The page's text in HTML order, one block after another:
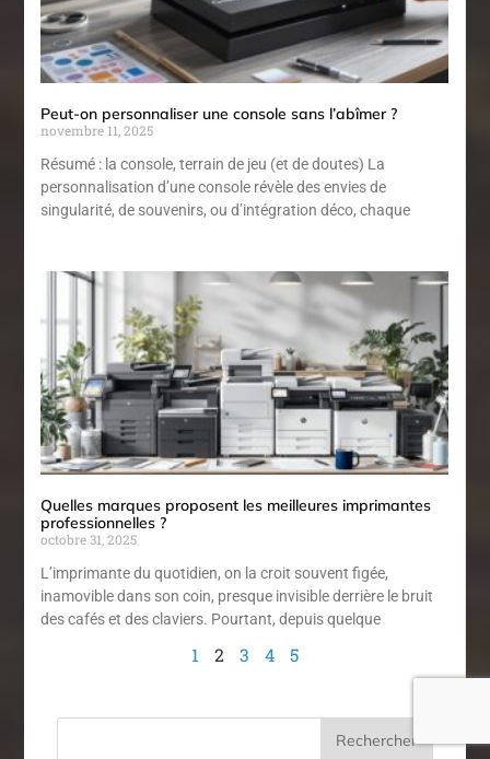
Peut-on personnaliser une console sans l’abîmer ?
novembre 11, 2025
Résumé : la console, terrain de jeu (et de doutes) La
personnalisation d’une console révèle des envies de
singularité, de souvenirs, ou d’intégration déco, chaque
Quelles marques proposent les meilleures imprimantes
professionnelles ?
octobre 31, 2025
L’imprimante du quotidien, on la croit souvent figée,
inamovible dans son coin, presque invisible derrière le bruit
des cafés et des claviers. Pourtant, depuis quelque
1 2 3 4 5
Rechercher